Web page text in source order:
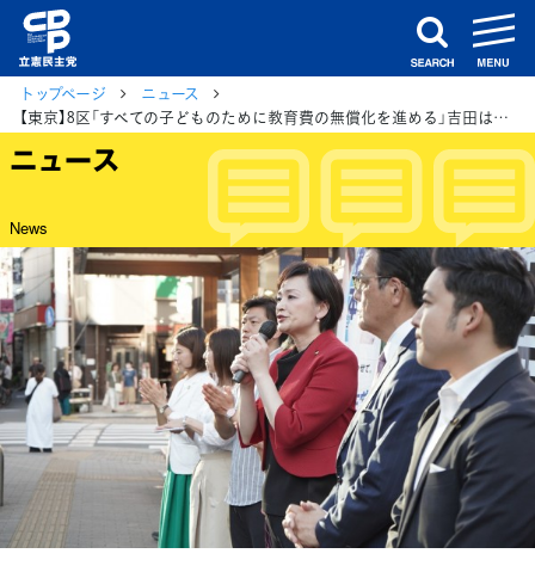
search
トップページ
ニュース
【東京】8区「すべての子どものために教育費の無償化を進める」吉田はるみ総支部長、岡田幹事長と共に訴え
ニュース
News